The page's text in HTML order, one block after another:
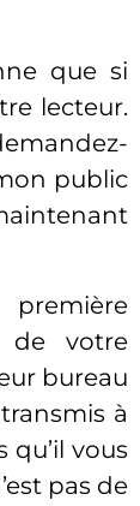
que si
lecteur.
public
de votre
bureau
à
qu’il vous
pas de